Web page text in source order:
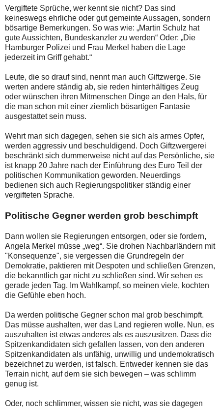
Vergiftete Sprüche, wer kennt sie nicht? Das sind
keineswegs ehrliche oder gut gemeinte Aussagen, sondern
bösartige Bemerkungen. So was wie: „Martin Schulz hat
gute Aussichten, Bundeskanzler zu werden“ Oder: „Die
Hamburger Polizei und Frau Merkel haben die Lage
jederzeit im Griff gehabt.“
Leute, die so drauf sind, nennt man auch Giftzwerge. Sie
werten andere ständig ab, sie reden hinterhältiges Zeug
oder wünschen ihren Mitmenschen Dinge an den Hals, für
die man schon mit einer ziemlich bösartigen Fantasie
ausgestattet sein muss.
Wehrt man sich dagegen, sehen sie sich als armes Opfer,
werden aggressiv und beschuldigend. Doch Giftzwergerei
beschränkt sich dummerweise nicht auf das Persönliche, sie
ist knapp 20 Jahre nach der Einführung des Euro Teil der
politischen Kommunikation geworden. Neuerdings
bedienen sich auch Regierungspolitiker ständig einer
vergifteten Sprache.
Politische Gegner werden grob beschimpft
Dann wollen sie Regierungen entsorgen, oder sie fordern,
Angela Merkel müsse „weg“. Sie drohen Nachbarländern mit
"Konsequenze", sie vergessen die Grundregeln der
Demokratie, paktieren mit Despoten und schließen Grenzen,
die bekanntlich gar nicht zu schließen sind. Wir sehen es
gerade jeden Tag. Im Wahlkampf, so meinen viele, kochten
die Gefühle eben hoch.
Da werden politische Gegner schon mal grob beschimpft.
Das müsse aushalten, wer das Land regieren wolle. Nun, es
auszuhalten ist etwas anderes als es auszusitzen. Dass die
Spitzenkandidaten sich gefallen lassen, von den anderen
Spitzenkandidaten als unfähig, unwillig und undemokratisch
bezeichnet zu werden, ist falsch. Entweder kennen sie das
Terrain nicht, auf dem sie sich bewegen – was schlimm
genug ist.
Oder, noch schlimmer, wissen sie nicht, was sie dagegen